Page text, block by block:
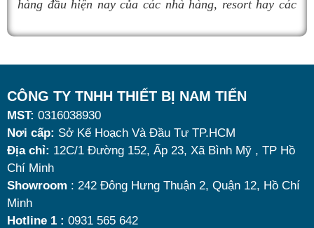
hàng đầu hiện nay của các nhà hàng, resort hay các
Tuy nhiên, giữa hàng loạt mẫu mã trên thị trường,
đâu là loại phù hợp nhất? Nên chọn nồi hâm buffet
dùng điện hay dùng cồn? Cùng tìm hiểu những tiêu
chí quan trọng giúp bạn chọn được mẫu
nóng thức ăn 9 lítchất lượng, bền đẹp và tối ưu chi
phí nhất hiện nay.
CÔNG TY TNHH THIẾT BỊ NAM TIẾN
MST: 0316038930
Nơi cấp: Sở Kế Hoạch Và Đầu Tư TP.HCM
Địa chỉ: 12C/1 Đường 152, Ấp 23, Xã Bình Mỹ , TP Hồ
Chí Minh
Showroom : 242 Đông Hưng Thuận 2, Quận 12, Hồ Chí
Minh
Hotline 1 : 0931 565 642